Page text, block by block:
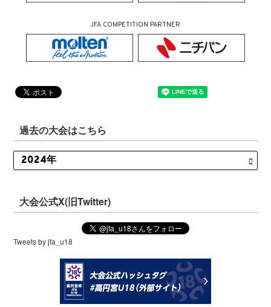
JFA COMPETITION PARTNER
過去の大会はこちら
大会公式X(旧Twitter)
Tweets by jfa_u18